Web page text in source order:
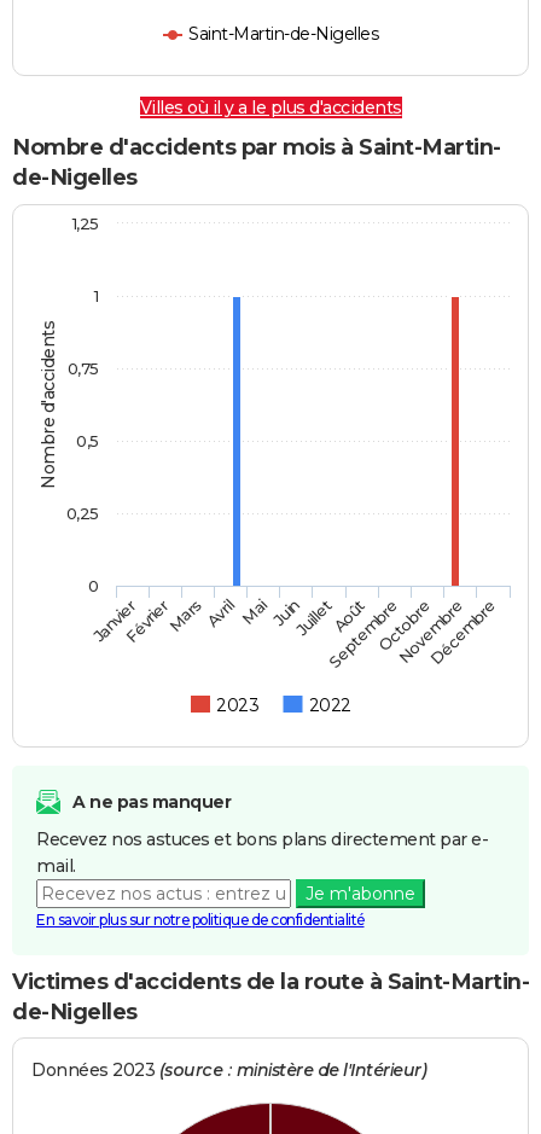
Saint-Martin-de-Nigelles
Villes où il y a le plus d'accidents
Nombre d'accidents par mois à Saint-Martin-
de-Nigelles
Nombre d'accidents
2023 2022
JanvierFévrierMars AvrilMaiJuinJuilletAoût
SeptembreOctobre
Novembre
Décembre
0
1
0,25
0,5
0,75
1,25
A ne pas manquer
Recevez nos astuces et bons plans directement par e-
mail.
Je m'abonne
En savoir plus sur notre politique de confidentialité
Victimes d'accidents de la route à Saint-Martin-
de-Nigelles
Données 2023 (source : ministère de l'Intérieur)